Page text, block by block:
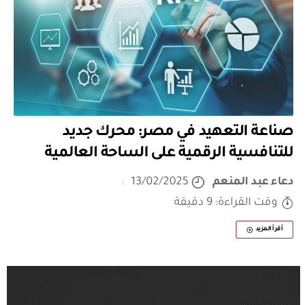
صناعة التعهيد في مصر: محرك جديد
للتنافسية الرقمية على الساحة العالمية
دعاء عبد المنعم
13/02/2025
وقت القراءة: 9 دقيقة
أقرأ المزيد